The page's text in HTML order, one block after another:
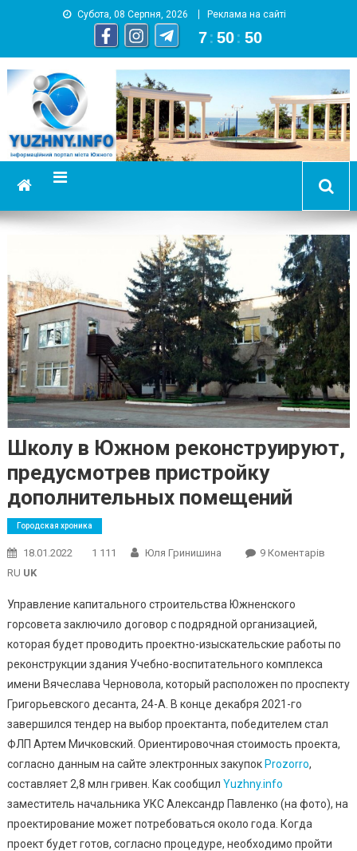
Субота, 08 Серпня, 2026 Реклама на сайті
7 : 50 : 51
YUZHNY.INFO
информационный портал города Южный
Школу в Южном реконструируют,
предусмотрев пристройку
дополнительных помещений
Городская хроника
18.01.2022 1 111 Юля Гринишина 9 КоментарівДо
RU UK
Управление капитального строительства Южненского
горсовета заключило договор с подрядной организацией,
которая будет проводить проектно-изыскательские работы по
реконструкции здания Учебно-воспитательного комплекса
имени Вячеслава Черновола, который расположен по проспекту
Григорьевского десанта, 24-А. В конце декабря 2021-го
завершился тендер на выбор проектанта, победителем стал
ФЛП Артем Мичковский. Ориентировочная стоимость проекта,
согласно данным на сайте электронных закупокProzorro,
составляет 2,8 млн гривен. Как сообщил Yuzhny.info
заместитель начальника УКС Александр Павленко (на фото), на
проектирование может потребоваться около года. Когда
проект будет готов, согласно процедуре, необходимо пройти